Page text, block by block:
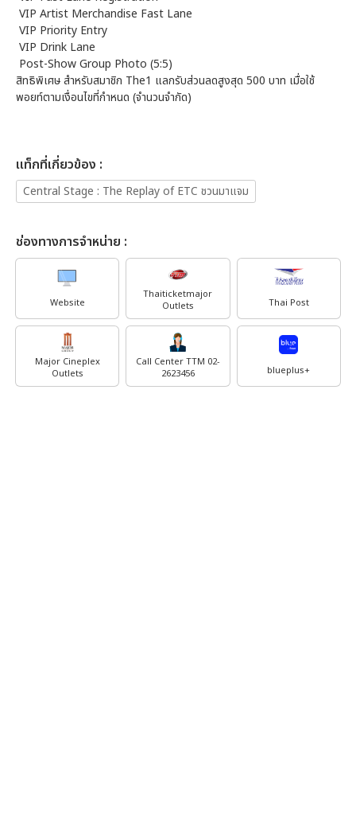
VIP Artist Merchandise Fast Lane
VIP Priority Entry
VIP Drink Lane
Post-Show Group Photo (5:5)
สิทธิพิเศษ สำหรับสมาชิก The1 แลกรับส่วนลดสูงสุด 500 บาท เมื่อใช้
พอยท์ตามเงื่อนไขที่กำหนด (จำนวนจำกัด)
เเท็กที่เกี่ยวข้อง :
Central Stage : The Replay of ETC ชวนมาแจม
ช่องทางการจำหน่าย :
Website
Thaiticketmajor
Outlets
Thai Post
Major Cineplex
Outlets
Call Center TTM 02-
2623456
blueplus+